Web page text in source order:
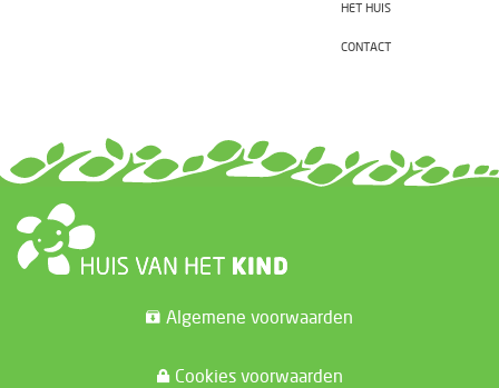
HET HUIS
CONTACT
Algemene voorwaarden
Cookies voorwaarden